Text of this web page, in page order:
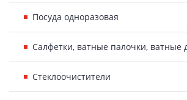
Посуда одноразовая
Салфетки, ватные палочки, ватные
Стеклоочистители